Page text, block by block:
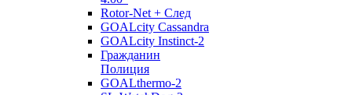
Rotor-Net + След
GOALcity Cassandra
GOALcity Instinct-2
Гражданин
Полиция
GOALthermo-2